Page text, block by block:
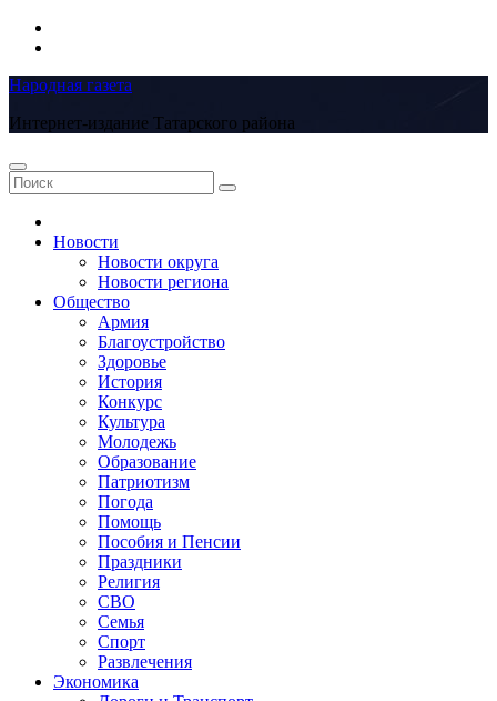
Перейти
Народная газета
Интернет-издание Татарского района
Новости
Новости округа
Новости региона
Общество
Армия
Благоустройство
Здоровье
История
Конкурс
Культура
Молодежь
Образование
Патриотизм
Погода
Помощь
Пособия и Пенсии
Праздники
Религия
СВО
Семья
Спорт
Развлечения
Экономика